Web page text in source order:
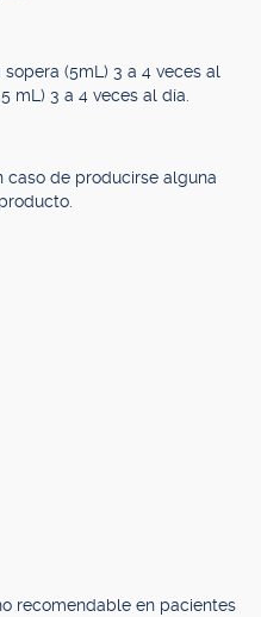
(5mL) 3 a 4 veces al
mL) 3 a 4 veces al día.
caso de producirse alguna
recomendable en pacientes